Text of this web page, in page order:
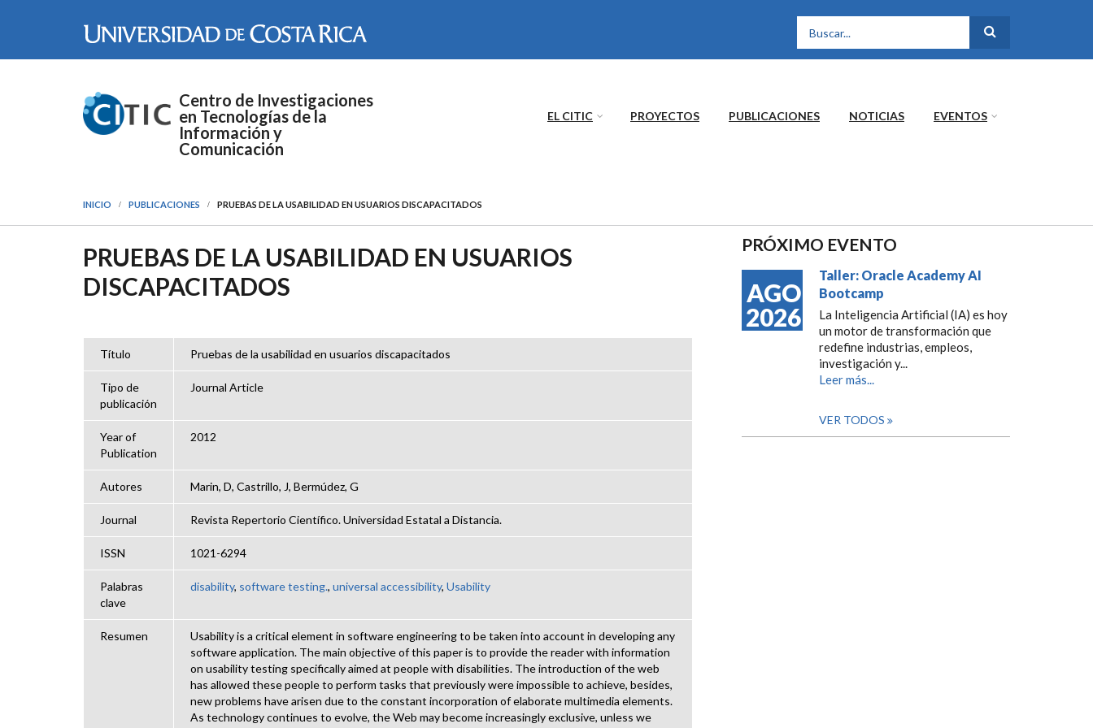
FORMULARIO DE
Centro de Investigaciones
en Tecnologías de la
Información y
Comunicación
EL CITIC PROYECTOS PUBLICACIONES NOTICIAS EVENTOS
INICIO PUBLICACIONES PRUEBAS DE LA USABILIDAD EN USUARIOS DISCAPACITADOS
PRUEBAS DE LA USABILIDAD EN USUARIOS
DISCAPACITADOS
Título Pruebas de la usabilidad en usuarios discapacitados
Tipo de
publicación
Journal Article
Year of
Publication
2012
Autores Marin, D, Castrillo, J, Bermúdez, G
Journal Revista Repertorio Científico. Universidad Estatal a Distancia.
ISSN 1021-6294
Palabras
clave
disability, software testing., universal accessibility, Usability
Resumen
Usability is a critical element in software engineering to be taken into account in developing any
software application. The main objective of this paper is to provide the reader with information
on usability testing specifically aimed at people with disabilities. The introduction of the web
has allowed these people to perform tasks that previously were impossible to achieve, besides,
new problems have arisen due to the constant incorporation of elaborate multimedia elements.
As technology continues to evolve, the Web may become increasingly exclusive, unless we
PRÓXIMO EVENTO
AGO
2026
Taller: Oracle Academy AI
Bootcamp
La Inteligencia Artificial (IA) es hoy
un motor de transformación que
redefine industrias, empleos,
investigación y...
Leer más...
VER TODOS